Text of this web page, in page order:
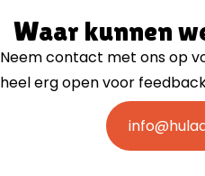
Waar kunnen
Neem contact met ons op
heel erg open voor